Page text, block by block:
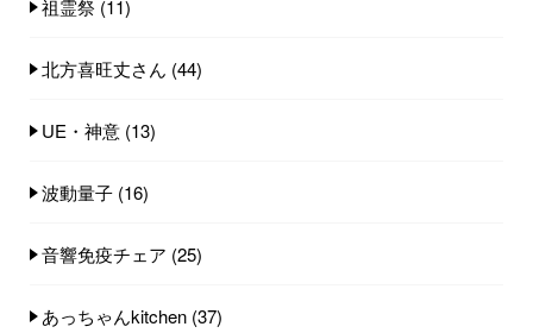
祖霊祭 (11)
北方喜旺丈さん (44)
UE・神意 (13)
波動量子 (16)
音響免疫チェア (25)
あっちゃんkitchen (37)